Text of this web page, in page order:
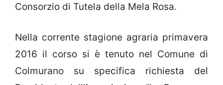
Consorzio di Tutela della Mela Rosa.
Nella corrente stagione agraria primavera
2016 il corso si è tenuto nel Comune di
Colmurano su specifica richiesta del